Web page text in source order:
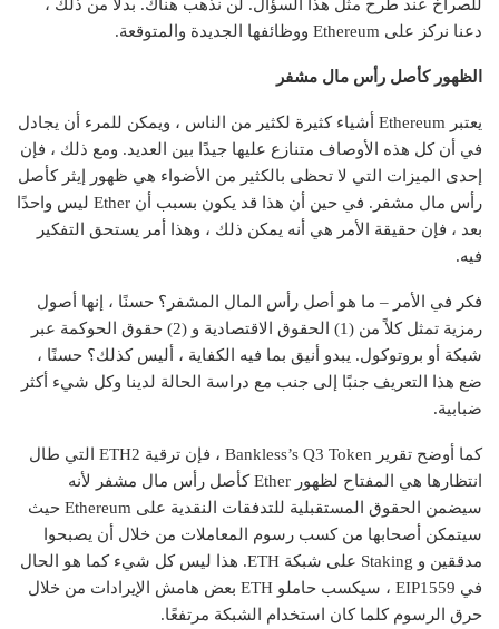
للصراخ عند طرح مثل هذا السؤال. لن نذهب هناك. بدلاً من ذلك ،
دعنا نركز على Ethereum ووظائفها الجديدة والمتوقعة.
الظهور كأصل رأس مال مشفر
يعتبر Ethereum أشياء كثيرة لكثير من الناس ، ويمكن للمرء أن يجادل
في أن كل هذه الأوصاف متنازع عليها جيدًا بين العديد. ومع ذلك ، فإن
إحدى الميزات التي لا تحظى بالكثير من الأضواء هي ظهور إيثر كأصل
رأس مال مشفر. في حين أن هذا قد يكون بسبب أن Ether ليس واحدًا
بعد ، فإن حقيقة الأمر هي أنه يمكن ذلك ، وهذا أمر يستحق التفكير
فيه.
فكر في الأمر – ما هو أصل رأس المال المشفر؟ حسنًا ، إنها أصول
رمزية تمثل كلاً من (1) الحقوق الاقتصادية و (2) حقوق الحوكمة عبر
شبكة أو بروتوكول. يبدو أنيق بما فيه الكفاية ، أليس كذلك؟ حسنًا ،
ضع هذا التعريف جنبًا إلى جنب مع دراسة الحالة لدينا وكل شيء أكثر
ضبابية.
كما أوضح تقرير Bankless’s Q3 Token ، فإن ترقية ETH2 التي طال
انتظارها هي المفتاح لظهور Ether كأصل رأس مال مشفر لأنه
سيضمن الحقوق المستقبلية للتدفقات النقدية على Ethereum حيث
سيتمكن أصحابها من كسب رسوم المعاملات من خلال أن يصبحوا
مدققين و Staking على شبكة ETH. هذا ليس كل شيء كما هو الحال
في EIP1559 ، سيكسب حاملو ETH بعض هامش الإيرادات من خلال
حرق الرسوم كلما كان استخدام الشبكة مرتفعًا.